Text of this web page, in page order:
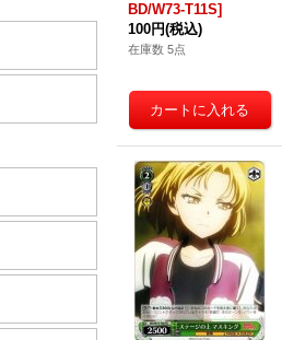
BD/W73-T11S]
100円(税込)
在庫数 5点